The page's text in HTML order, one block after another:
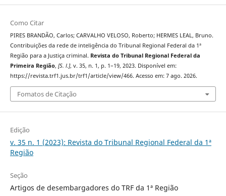
Como Citar
PIRES BRANDÃO, Carlos; CARVALHO VELOSO, Roberto; HERMES LEAL, Bruno.
Contribuições da rede de inteligência do Tribunal Regional Federal da 1ª
Região para a Justiça criminal. Revista do Tribunal Regional Federal da
Primeira Região, [S. l.], v. 35, n. 1, p. 1–19, 2023. Disponível em:
https://revista.trf1.jus.br/trf1/article/view/466. Acesso em: 7 ago. 2026.
Fomatos de Citação
Edição
v. 35 n. 1 (2023): Revista do Tribunal Regional Federal da 1ª
Região
Seção
Artigos de desembargadores do TRF da 1ª Região